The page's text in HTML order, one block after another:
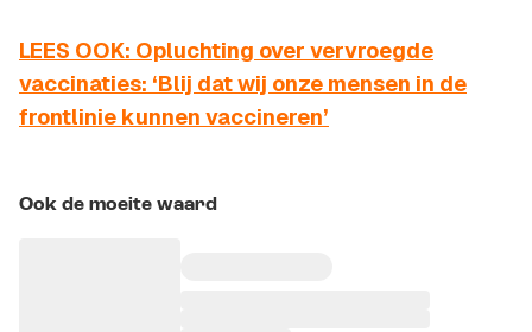
LEES OOK: Opluchting over vervroegde
vaccinaties: ‘Blij dat wij onze mensen in de
frontlinie kunnen vaccineren’
Ook de moeite waard